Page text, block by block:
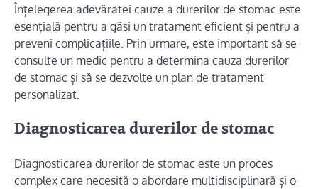
Înțelegerea adevăratei cauze a durerilor de stomac este
esențială pentru a găsi un tratament eficient și pentru a
preveni complicațiile. Prin urmare, este important să se
consulte un medic pentru a determina cauza durerilor
de stomac și să se dezvolte un plan de tratament
personalizat.
Diagnosticarea durerilor de stomac
Diagnosticarea durerilor de stomac este un proces
complex care necesită o abordare multidisciplinară și o